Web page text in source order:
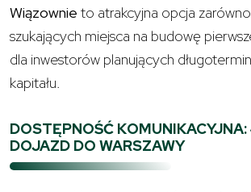
Wiązownie to atrakcyjna opcja
szukających miejsca na budowę
dla inwestorów planujących
kapitału.
DOSTĘPNOŚĆ
DOJAZD DO WARSZAWY